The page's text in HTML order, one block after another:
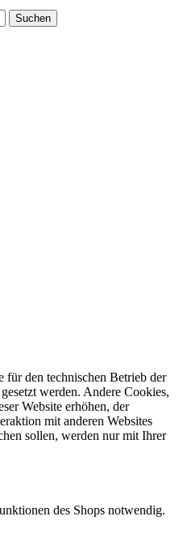
Suchen
für den technischen Betrieb der
werden. Andere Cookies,
Website erhöhen, der
mit anderen Websites
sollen, werden nur mit Ihrer
des Shops notwendig.